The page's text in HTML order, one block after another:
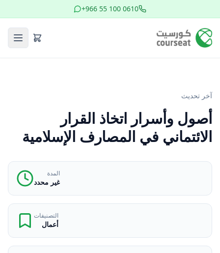
+966 55 100 0610
آخر تحديث
أصول وأسرار اتخاذ القرار
الائتماني في المصارف الإسلامية
المدة
غير محدد
التصنيفات
أعمال